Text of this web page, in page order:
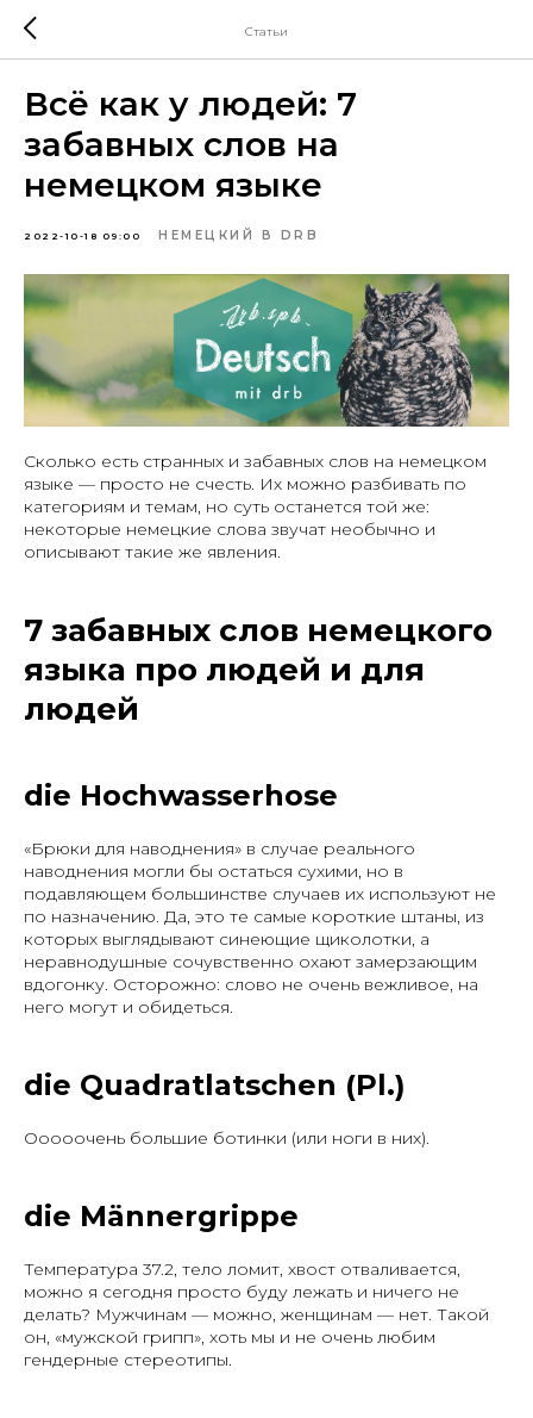
Статьи
Всё как у людей: 7
забавных слов на
немецком языке
2022-10-18 09:00 НЕМЕЦКИЙ В DRB
Сколько есть странных и забавных слов на немецком
языке — просто не счесть. Их можно разбивать по
категориям и темам, но суть останется той же:
некоторые немецкие слова звучат необычно и
описывают такие же явления.
7 забавных слов немецкого
языка про людей и для
людей
die Hochwasserhose
«Брюки для наводнения» в случае реального
наводнения могли бы остаться сухими, но в
подавляющем большинстве случаев их используют не
по назначению. Да, это те самые короткие штаны, из
которых выглядывают синеющие щиколотки, а
неравнодушные сочувственно охают замерзающим
вдогонку. Осторожно: слово не очень вежливое, на
него могут и обидеться.
die Quadratlatschen (Pl.)
Ооооочень большие ботинки (или ноги в них).
die Männergrippe
Температура 37.2, тело ломит, хвост отваливается,
можно я сегодня просто буду лежать и ничего не
делать? Мужчинам — можно, женщинам — нет. Такой
он, «мужской грипп», хоть мы и не очень любим
гендерные стереотипы.